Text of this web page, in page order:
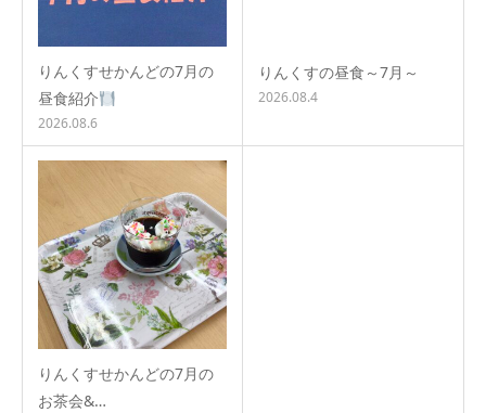
りんくすせかんどの7月の
昼食紹介
2026.08.6
りんくすの昼食～7月～
2026.08.4
りんくすせかんどの7月の
お茶会&…